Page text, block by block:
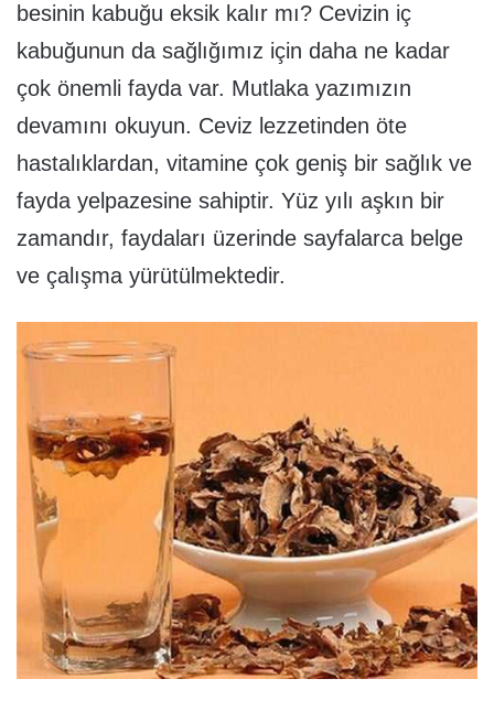
besinin kabuğu eksik kalır mı? Cevizin iç
kabuğunun da sağlığımız için daha ne kadar
çok önemli fayda var. Mutlaka yazımızın
devamını okuyun. Ceviz lezzetinden öte
hastalıklardan, vitamine çok geniş bir sağlık ve
fayda yelpazesine sahiptir. Yüz yılı aşkın bir
zamandır, faydaları üzerinde sayfalarca belge
ve çalışma yürütülmektedir.